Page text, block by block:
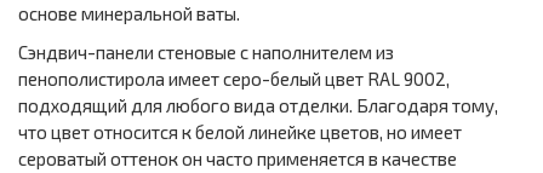
основе минеральной ваты.
Сэндвич-панели стеновые с наполнителем из
пенополистирола имеет серо-белый цвет RAL 9002,
подходящий для любого вида отделки. Благодаря тому,
что цвет относится к белой линейке цветов, но имеет
сероватый оттенок он часто применяется в качестве